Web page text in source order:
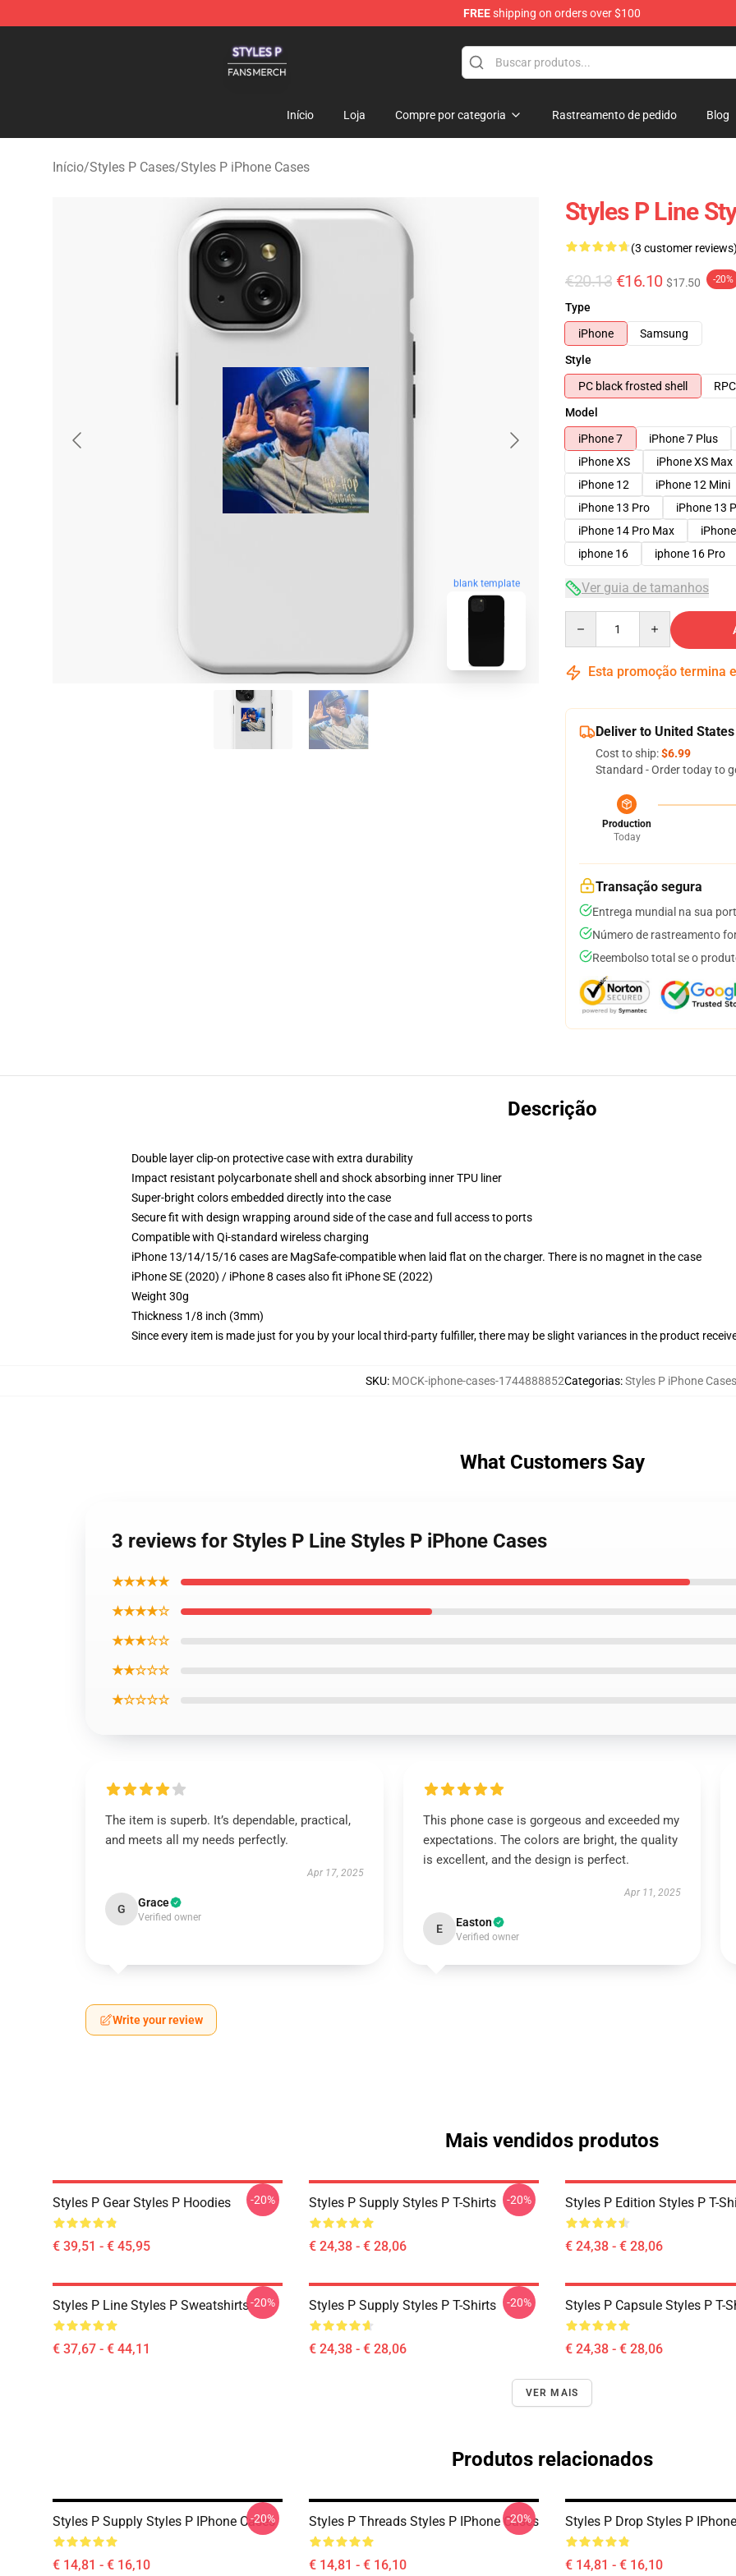
FREEshipping on orders over $100
Início Loja Compre por categoria Rastreamento de pedido Blog
Início/Styles P Cases/Styles P iPhone Cases
blank template
Styles P Line
(3 customer reviews)
€20.13 €16.10 $17.50 -20%
Type
iPhone
Samsung
Style
PC black frosted shell
Model
iPhone 7
iPhone 7 Plus
iPhone XS
iPhone XS Max
iPhone 12
iPhone 12 Mini
iPhone 13 Pro
iPhone 13
iPhone 14 Pro Max
iphone 16
iphone 16 Pro
Ver guia de tamanhos
Esta promoção termina
Deliver to United States
Cost to ship:$6.99
Standard - Order today to
Production
Today
Transação segura
Entrega mundial na sua
Número de rastreamento
Reembolso total se o
Descrição
Double layer clip-on protective case with extra durability
Impact resistant polycarbonate shell and shock absorbing inner TPU liner
Super-bright colors embedded directly into the case
Secure fit with design wrapping around side of the case and full access to ports
Compatible with Qi-standard wireless charging
iPhone 13/14/15/16 cases are MagSafe-compatible when laid flat on the charger. There is no magnet in the case
iPhone SE (2020) / iPhone 8 cases also fit iPhone SE (2022)
Weight 30g
Thickness 1/8 inch (3mm)
Since every item is made just for you by your local third-party fulfiller, there may be slight variances in the product
SKU: MOCK-iphone-cases-1744888852Categorias:Styles P iPhone Cases
What Customers Say
3 reviews for Styles P Line Styles P iPhone Cases
★★★★★
★★★★☆
★★★☆☆
★★☆☆☆
★☆☆☆☆
The item is superb. It’s dependable, practical,
and meets all my needs perfectly.
Apr 17, 2025
G Grace
Verified owner
This phone case is gorgeous and exceeded my
expectations. The colors are bright, the quality
is excellent, and the design is perfect.
Apr 11, 2025
E Easton
Verified owner
Write your review
Mais vendidos produtos
Styles P Gear Styles P Hoodies
€ 39,51 - € 45,95
-20% Styles P Supply Styles P T-Shirts
€ 24,38 - € 28,06
-20% Styles P Edition Styles P T-
€ 24,38 - € 28,06
Styles P Line Styles P Sweatshirts
€ 37,67 - € 44,11
-20% Styles P Supply Styles P T-Shirts
€ 24,38 - € 28,06
-20% Styles P Capsule Styles P T-
€ 24,38 - € 28,06
VER MAIS
Produtos relacionados
Styles P Supply Styles P IPhone Cases
€ 14,81 - € 16,10
-20% Styles P Threads Styles P IPhone Cases
€ 14,81 - € 16,10
-20% Styles P Drop Styles P
€ 14,81 - € 16,10